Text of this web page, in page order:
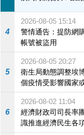
4
2026-08-05 15:14
警情通告：提防網
帳號被盜用
5
2026-08-05 20:27
衛生局動態調整埃
個疫情受影響國家
施
6
2026-08-02 11:04
經濟財政司司長率
識推進經濟民生各